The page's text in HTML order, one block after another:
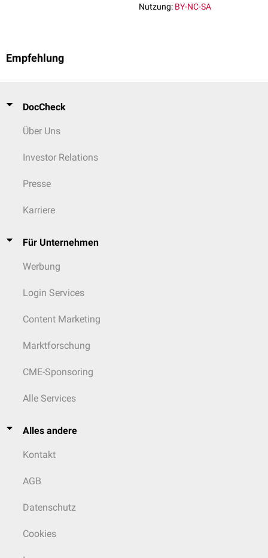
Nutzung: BY-NC-SA
Empfehlung
DocCheck
Über Uns
Investor Relations
Presse
Karriere
Für Unternehmen
Werbung
Login Services
Content Marketing
Marktforschung
CME-Sponsoring
Alle Services
Alles andere
Kontakt
AGB
Datenschutz
Cookies